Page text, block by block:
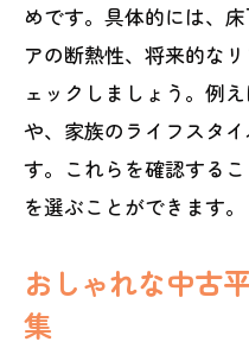
めです。具体的には、
アの断熱性、将来的な
ェックしましょう。例
や、家族のライフスタ
す。これらを確認する
を選ぶことができます。
おしゃれな中古
集